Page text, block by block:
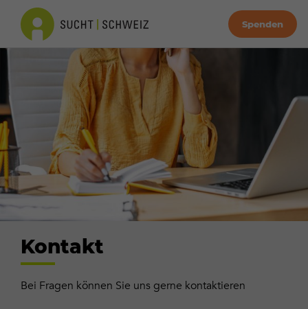
Spenden
Kontakt
Bei Fragen können Sie uns gerne kontaktieren